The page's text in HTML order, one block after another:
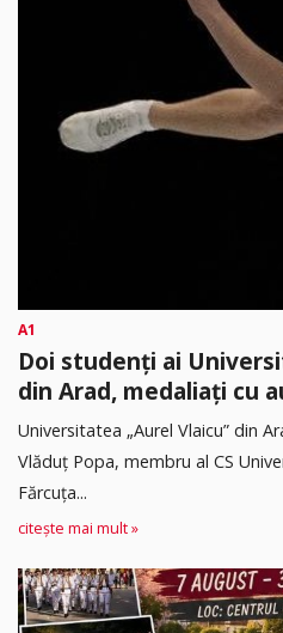
A1
Doi studenți ai
din Arad, medaliați cu
Universitatea „Aurel Vlaicu” din
Vlăduț Popa, membru al CS
Fărcuța...
citește mai mult »